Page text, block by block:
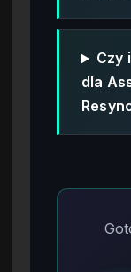
Czy
dla